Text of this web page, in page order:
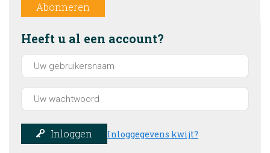
Abonneren
Heeft u al een account?
Inloggen Inloggegevens kwijt?